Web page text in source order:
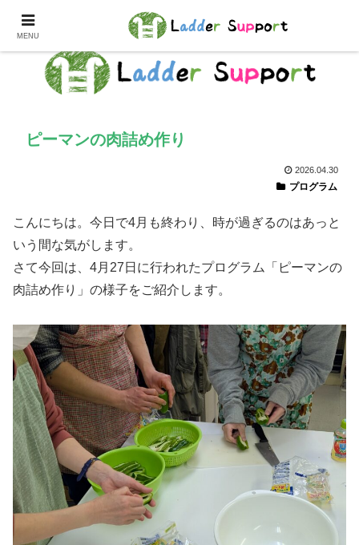
ピーマンの肉詰め作り
2026.04.30
プログラム
こんにちは。今日で4月も終わり、時が過ぎるのはあっと
いう間な気がします。
さて今回は、4月27日に行われたプログラム「ピーマンの
肉詰め作り」の様子をご紹介します。
MENU